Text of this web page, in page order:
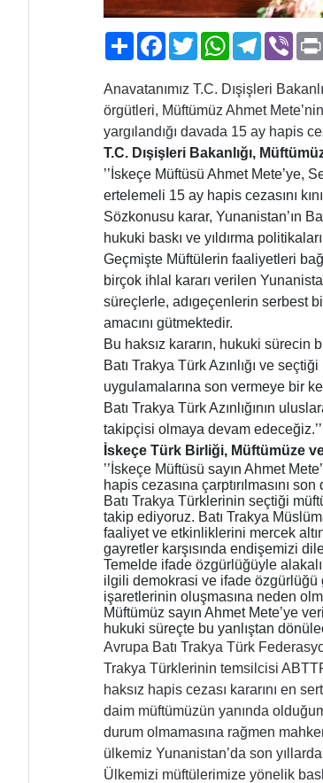
PaylaşFacebook
TwitterWhatsAppTelegram
Viber
Anavatanımız T.C. Dışişleri
örgütleri, Müftümüz Ahmet
yargılandığı davada 15 ay hapis
T.C. Dışişleri Bakanlığı,
’’İskeçe Müftüsü Ahmet Mete’ye,
ertelemeli 15 ay hapis cezasını
Sözkonusu karar, Yunanistan’ın
hukuki baskı ve yıldırma
Geçmişte Müftülerin faaliyetleri
birçok ihlal kararı verilen
süreçlerle, adıgeçenlerin serbest
amacını gütmektedir.
Bu haksız kararın, hukuki sürecin
Batı Trakya Türk Azınlığı ve
uygulamalarına son vermeye bir
Batı Trakya Türk Azınlığının
takipçisi olmaya devam edeceğiz.’’
İskeçe Türk Birliği, Müftümüze
’’İskeçe Müftüsü sayın Ahmet
hapis cezasına çarptırılmasını
Batı Trakya Türklerinin seçtiği
takip ediyoruz. Batı Trakya
faaliyet ve etkinliklerini mercek
gayretler karşısında endişemizi
Temelde ifade özgürlüğüyle alakalı
ilgili demokrasi ve ifade özgürlüğü
işaretlerinin oluşmasına neden
Müftümüz sayın Ahmet Mete’ye
hukuki süreçte bu yanlıştan
Avrupa Batı Trakya Türk
Trakya Türklerinin temsilcisi
haksız hapis cezası kararını en
daim müftümüzün yanında
durum olmamasına rağmen
ülkemiz Yunanistan’da son
Ülkemizi müftülerimize yönelik